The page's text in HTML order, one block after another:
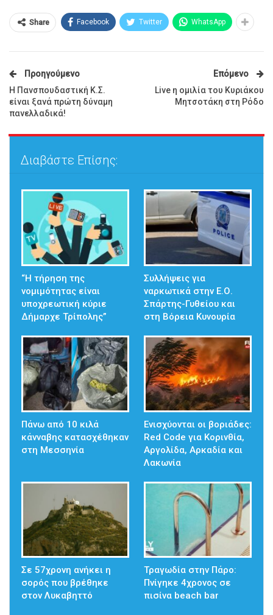
Share Facebook Twitter WhatsApp
Προηγούμενο
Η Πανσπουδαστική Κ.Σ.
είναι ξανά πρώτη δύναμη
πανελλαδικά!
Επόμενο
Live η ομιλία του Κυριάκου
Μητσοτάκη στη Ρόδο
Διαβάστε Επίσης:
“Η τήρηση της
νομιμότητας είναι
υποχρεωτική κύριε
Δήμαρχε Τρίπολης”
Συλλήψεις για
ναρκωτικά στην Ε.Ο.
Σπάρτης-Γυθείου και
στη Βόρεια Κυνουρία
Πάνω από 10 κιλά
κάνναβης κατασχέθηκαν
στη Μεσσηνία
Ενισχύονται οι βοριάδες:
Red Code για Κορινθία,
Αργολίδα, Αρκαδία και
Λακωνία
Σε 57χρονη ανήκει η
σορός που βρέθηκε
στον Λυκαβηττό
Τραγωδία στην Πάρο:
Πνίγηκε 4χρονος σε
πισίνα beach bar